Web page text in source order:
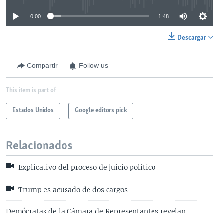
0:00 1:48
Descargar
Compartir Follow us
This item is part of
Estados Unidos Google editors pick
Relacionados
Explicativo del proceso de juicio político
Trump es acusado de dos cargos
Demócratas de la Cámara de Representantes revelan